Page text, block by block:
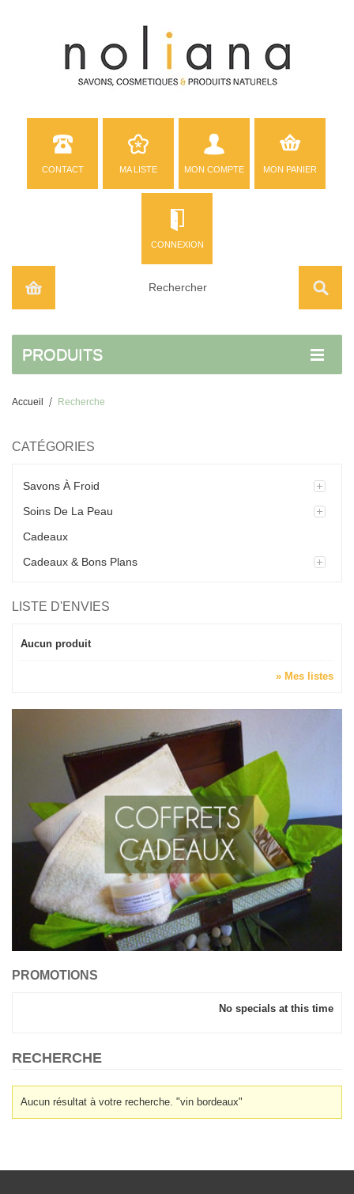
CONTACT MA LISTE MON COMPTE MON PANIER
CONNEXION
PRODUITS
Accueil Recherche
CATÉGORIES
Savons À Froid
Soins De La Peau
Cadeaux
Cadeaux & Bons Plans
LISTE D'ENVIES
Aucun produit
» Mes listes
PROMOTIONS
No specials at this time
RECHERCHE
Aucun résultat à votre recherche. "vin bordeaux"